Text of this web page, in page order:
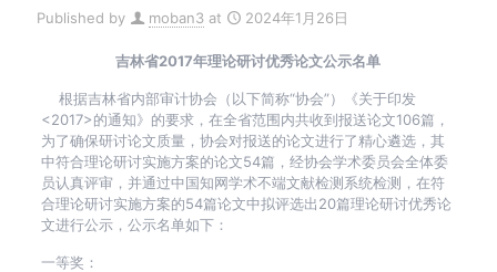
Published by moban3 at 2024年1月26日
吉林省2017年理论研讨优秀论文公示名单
根据吉林省内部审计协会（以下简称“协会”）《关于印发
<2017>的通知》的要求，在全省范围内共收到报送论文106篇，
为了确保研讨论文质量，协会对报送的论文进行了精心遴选，其
中符合理论研讨实施方案的论文54篇，经协会学术委员会全体委
员认真评审，并通过中国知网学术不端文献检测系统检测，在符
合理论研讨实施方案的54篇论文中拟评选出20篇理论研讨优秀论
文进行公示，公示名单如下：
一等奖：